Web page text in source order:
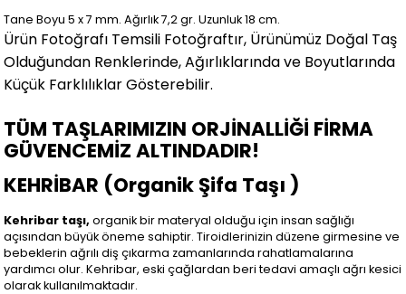
Tane Boyu 5 x 7 mm. Ağırlık 7,2 gr. Uzunluk 18 cm.
Ürün Fotoğrafı Temsili Fotoğraftır, Ürünümüz Doğal Taş
Olduğundan Renklerinde, Ağırlıklarında ve Boyutlarında
Küçük Farklılıklar Gösterebilir.
TÜM TAŞLARIMIZIN ORJİNALLİĞİ FİRMA
GÜVENCEMİZ ALTINDADIR!
KEHRİBAR (Organik Şifa Taşı )
Kehribar taşı,organik bir materyal olduğu için insan sağlığı
açısından büyük öneme sahiptir. Tiroidlerinizin düzene girmesine ve
bebeklerin ağrılı diş çıkarma zamanlarında rahatlamalarına
yardımcı olur. Kehribar, eski çağlardan beri tedavi amaçlı ağrı kesici
olarak kullanılmaktadır.